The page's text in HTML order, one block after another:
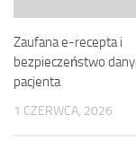
Zaufana e-recepta i
bezpieczeństwo
pacjenta
1 CZERWCA, 2026